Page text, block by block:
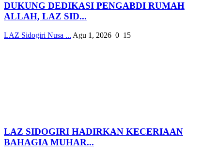
DUKUNG DEDIKASI PENGABDI RUMAH
ALLAH, LAZ SID...
LAZ Sidogiri Nusa ... Agu 1, 2026 0 15
LAZ SIDOGIRI HADIRKAN KECERIAAN
BAHAGIA MUHAR...